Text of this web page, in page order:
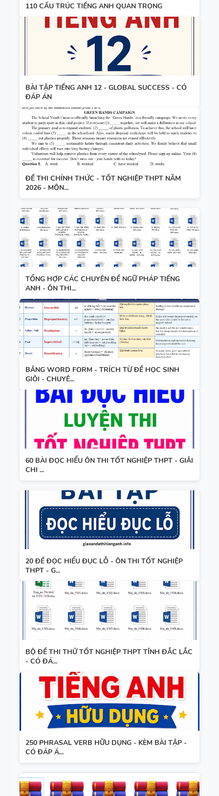
KHẢO -
TIẾNG ANH
GLOBAL
SUCCESS -
CÓ TÍCH
HỢP NĂNG
CẢ NĂM
13 THÌ
TRONG
TIẾNG ANH
TỪ VỰNG
VÀ NGỮ
PHÁP -
TIẾNG ANH
1 - FILE
WORD +
ẢNH MINH
HỌA
BẢNG
WORD
FORM -
TIẾNG ANH
11 -
GLOBAL
SUCCESS -
HỌC KỲ 1 -
CÓ ĐÁP ÁN
110 CẤU TRÚC TIẾNG ANH QUAN TRỌNG
BÀI TẬP TIẾNG ANH 12 - GLOBAL SUCCESS - CÓ
ĐÁP ÁN
ĐỀ THI CHÍNH THỨC - TỐT NGHIỆP THPT NĂM
2026 - MÔN...
TỔNG HỢP CÁC CHUYÊN ĐỀ NGỮ PHÁP TIẾNG
ANH - ÔN THI...
BẢNG WORD FORM - TRÍCH TỪ ĐỀ HỌC SINH
GIỎI - CHUYÊ...
60 BÀI ĐỌC HIỂU ÔN THI TỐT NGHIỆP THPT - GIẢI
CHI ...
20 ĐỀ ĐỌC HIỂU ĐỤC LỖ - ÔN THI TỐT NGHIỆP
THPT - G...
BỘ ĐỀ THI THỬ TỐT NGHIỆP THPT TỈNH ĐẮC LẮC
- CÓ ĐÁ...
250 PHRASAL VERB HỮU DỤNG - KÈM BÀI TẬP -
CÓ ĐÁP Á...